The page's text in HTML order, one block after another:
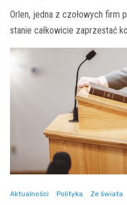
Orlen, jedna z czołowych firm
stanie całkowicie zaprzestać
Aktualności Polityka Ze świata